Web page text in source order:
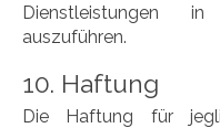
Dienstleistungen
auszuführen.
10. Haftung
Die Haftung für